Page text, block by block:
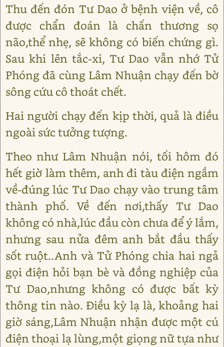
Thu đến đón Tư Dao ở bệnh viện về, cô
được chẩn đoán là chấn thương sọ
não,thể nhẹ, sẽ không có biến chứng gì.
Sau khi lên tắc-xi, Tư Dao vẫn nhớ Tử
Phóng đã cùng Lâm Nhuận chạy đến bờ
sông cứu cô thoát chết.
Hai người chạy đến kịp thời, quả là điều
ngoài sức tưởng tượng.
Theo như Lâm Nhuận nói, tối hôm đó
hết giờ làm thêm, anh đi tàu điện ngầm
về-đúng lúc Tư Dao chạy vào trung tâm
thành phố. Về đến nơi,thấy Tư Dao
không có nhà,lúc đầu còn chưa để ý lắm,
nhưng sau nửa đêm anh bắt đầu thấy
sốt ruột..Anh và Tử Phóng chia hai ngả
gọi điện hỏi bạn bè và đồng nghiệp của
Tư Dao,nhưng không có được bất kỳ
thông tin nào. Điều kỳ lạ là, khoảng hai
giờ sáng,Lâm Nhuận nhận được một cú
điện thoại lạ lùng,một giọng nữ tựa như